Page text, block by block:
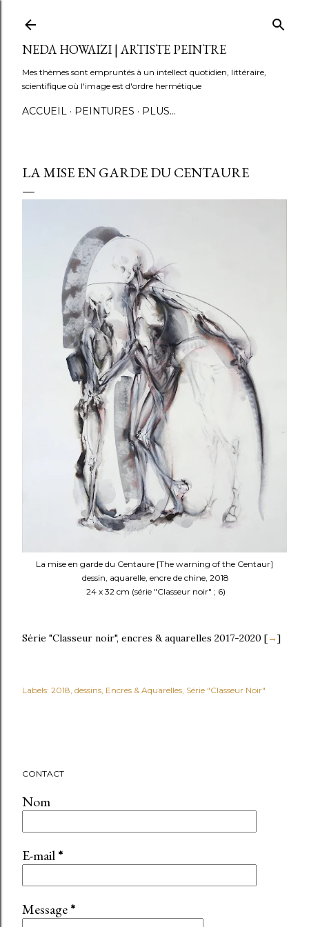
NEDA HOWAIZI | ARTISTE PEINTRE
Mes thèmes sont empruntés à un intellect quotidien, littéraire,
scientifique où l'image est d'ordre hermétique
ACCUEIL PEINTURES PLUS…
LA MISE EN GARDE DU CENTAURE
La mise en garde du Centaure [The warning of the Centaur]
dessin, aquarelle, encre de chine, 2018
24 x 32 cm (série "Classeur noir" ; 6)
Série "Classeur noir", encres & aquarelles 2017-2020 [→]
Labels: 2018 dessins Encres & Aquarelles Série "Classeur Noir"
CONTACT
Nom
E-mail*
Message*